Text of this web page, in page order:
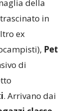
in
ex
di
. Arrivano dai
classe